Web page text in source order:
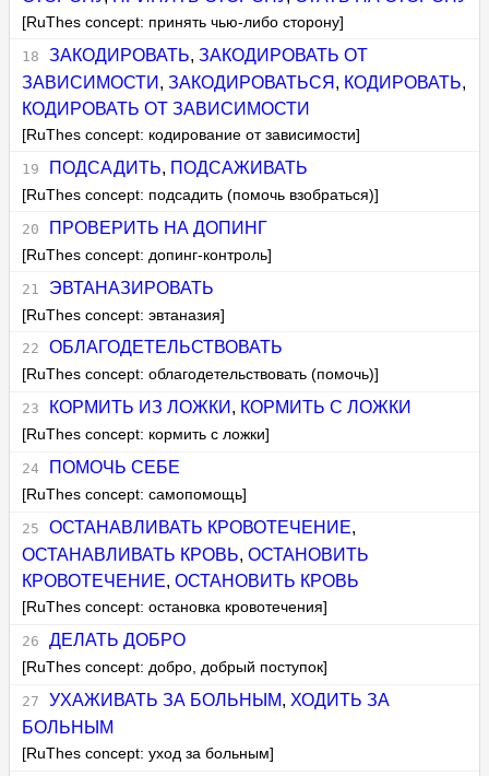
[RuThes concept: принять чью-либо сторону]
ЗАКОДИРОВАТЬ, ЗАКОДИРОВАТЬ ОТ
ЗАВИСИМОСТИ ,ЗАКОДИРОВАТЬСЯ , КОДИРОВАТЬ,
КОДИРОВАТЬ ОТ ЗАВИСИМОСТИ
[RuThes concept: кодирование от зависимости]
ПОДСАДИТЬ, ПОДСАЖИВАТЬ
[RuThes concept: подсадить (помочь взобраться)]
ПРОВЕРИТЬ НА ДОПИНГ
[RuThes concept: допинг-контроль]
ЭВТАНАЗИРОВАТЬ
[RuThes concept: эвтаназия]
ОБЛАГОДЕТЕЛЬСТВОВАТЬ
[RuThes concept: облагодетельствовать (помочь)]
КОРМИТЬ ИЗ ЛОЖКИ , КОРМИТЬ С ЛОЖКИ
[RuThes concept: кормить с ложки]
ПОМОЧЬ СЕБЕ
[RuThes concept: самопомощь]
ОСТАНАВЛИВАТЬ КРОВОТЕЧЕНИЕ,
ОСТАНАВЛИВАТЬ КРОВЬ,ОСТАНОВИТЬ
КРОВОТЕЧЕНИЕ,ОСТАНОВИТЬ КРОВЬ
[RuThes concept: остановка кровотечения]
ДЕЛАТЬ ДОБРО
[RuThes concept: добро, добрый поступок]
УХАЖИВАТЬ ЗА БОЛЬНЫМ, ХОДИТЬ ЗА
БОЛЬНЫМ
[RuThes concept: уход за больным]